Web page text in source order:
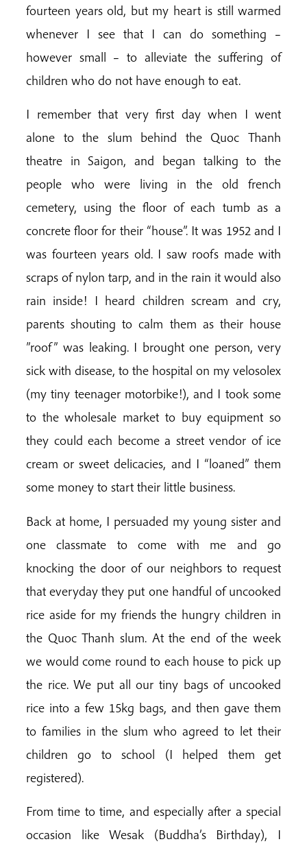
fourteen years old, but my heart is still warmed
whenever I see that I can do something –
however small – to alleviate the suffering of
children who do not have enough to eat.
I remember that very first day when I went
alone to the slum behind the Quoc Thanh
theatre in Saigon, and began talking to the
people who were living in the old french
cemetery, using the floor of each tumb as a
concrete floor for their “house”. It was 1952 and I
was fourteen years old. I saw roofs made with
scraps of nylon tarp, and in the rain it would also
rain inside! I heard children scream and cry,
parents shouting to calm them as their house
”roof” was leaking. I brought one person, very
sick with disease, to the hospital on my velosolex
(my tiny teenager motorbike!), and I took some
to the wholesale market to buy equipment so
they could each become a street vendor of ice
cream or sweet delicacies, and I “loaned” them
some money to start their little business.
Back at home, I persuaded my young sister and
one classmate to come with me and go
knocking the door of our neighbors to request
that everyday they put one handful of uncooked
rice aside for my friends the hungry children in
the Quoc Thanh slum. At the end of the week
we would come round to each house to pick up
the rice. We put all our tiny bags of uncooked
rice into a few 15kg bags, and then gave them
to families in the slum who agreed to let their
children go to school (I helped them get
registered).
From time to time, and especially after a special
occasion like Wesak (Buddha’s Birthday), I